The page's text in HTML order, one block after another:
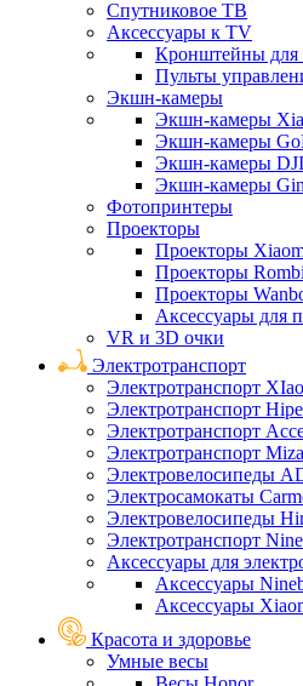
Спутниковое ТВ
Аксессуары к TV
Кронштейны
Пульты
Экшн-камеры
Экшн-камеры
Экшн-камеры
Экшн-камеры DJI
Экшн-камеры
Фотопринтеры
Проекторы
Проекторы
Проекторы
Проекторы
Аксессуары для
VR и 3D очки
Электротранспорт
Электротранспорт
Электротранспорт
Электротранспорт
Электротранспорт
Электровелосипеды
Электросамокаты
Электровелосипеды
Электротранспорт
Аксессуары для
Аксессуары
Аксессуары
Красота и здоровье
Умные весы